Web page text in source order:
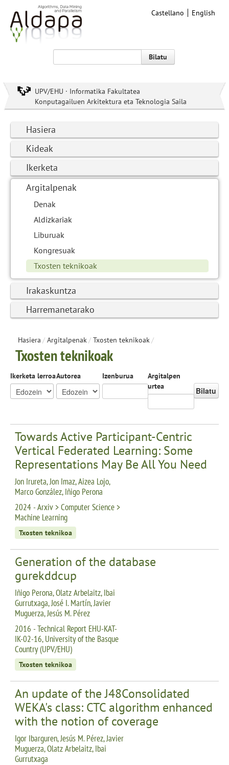
Castellano English
Bilatu
UPV/EHU · Informatika Fakultatea
Konputagailuen Arkitektura eta Teknologia Saila
Hasiera
Kideak
Ikerketa
Argitalpenak
Denak
Aldizkariak
Liburuak
Kongresuak
Txosten teknikoak
Irakaskuntza
Harremanetarako
Hasiera / Argitalpenak/ Txosten teknikoak/
Txosten teknikoak
Ikerketa lerroaAutorea Izenburua
Argitalpen
urtea
Bilatu
Towards Active Participant-Centric
Vertical Federated Learning: Some
Representations May Be All You Need
Jon Irureta, Jon Imaz, Aizea Lojo,
Marco González, Iñigo Perona
2024 - Arxiv > Computer Science >
Machine Learning
Txosten teknikoa
Generation of the database
gurekddcup
Iñigo Perona, Olatz Arbelaitz, Ibai
Gurrutxaga, José I. Martín, Javier
Muguerza, Jesús M. Pérez
2016 - Technical Report EHU-KAT-
IK-02-16, University of the Basque
Country (UPV/EHU)
Txosten teknikoa
An update of the J48Consolidated
WEKA's class: CTC algorithm enhanced
with the notion of coverage
Igor Ibarguren, Jesús M. Pérez, Javier
Muguerza, Olatz Arbelaitz, Ibai
Gurrutxaga